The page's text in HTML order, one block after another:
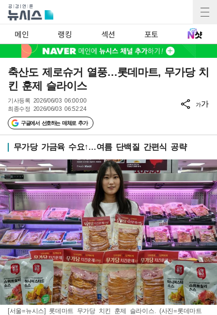
메인 랭킹 섹션 포토
축산도 제로슈거 열풍…롯데마트, 무가당 치
킨 훈제 슬라이스
기사등록 2026/06/03 06:00:00
최종수정 2026/06/03 06:52:24
구글에서 선호하는 매체로 추가
가가
무가당 가금육 수요↑…여름 단백질 간편식 공략
[서울=뉴시스] 롯데마트 무가당 치킨 훈제 슬라이스. (사진=롯데마트